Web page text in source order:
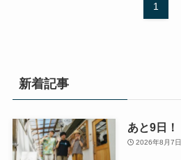
1
新着記事
あと9日！
2026年8月7日